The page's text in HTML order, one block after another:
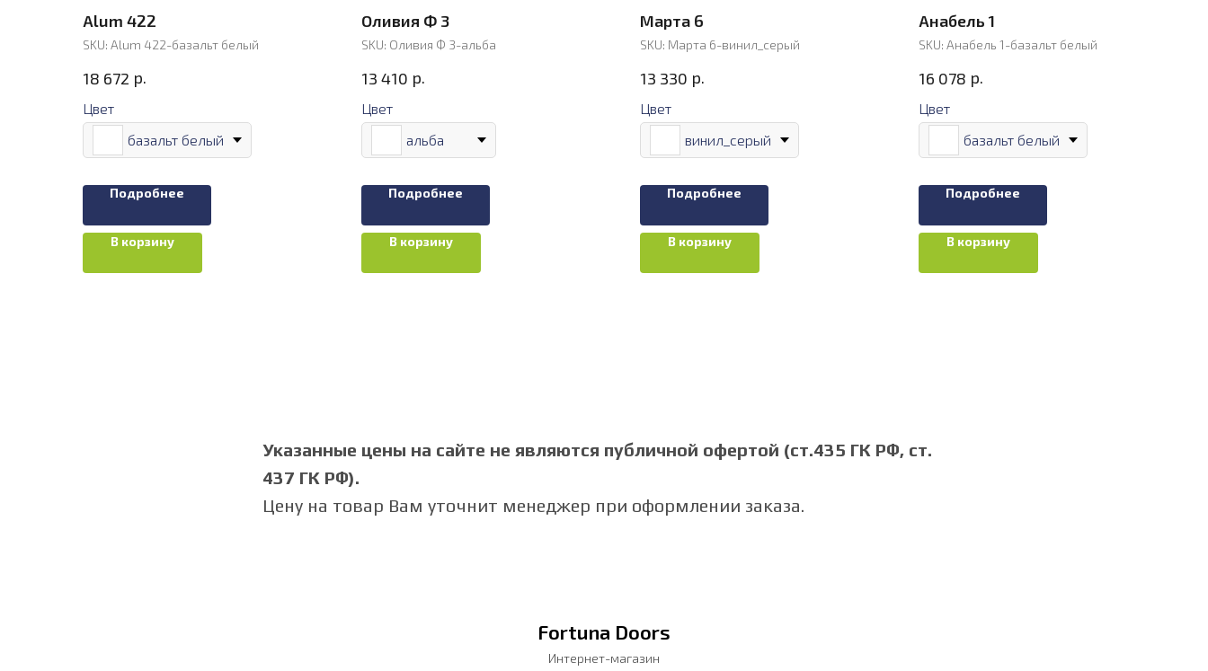
Alum 422
SKU: Alum 422-базальт белый
18 672 р.
Цвет
базальт белый
Подробнее
В корзину
Оливия Ф 3
SKU: Оливия Ф 3-альба
13 410 р.
Цвет
альба
Подробнее
В корзину
Марта 6
SKU: Марта 6-винил_серый
13 330 р.
Цвет
винил_серый
Подробнее
В корзину
Анабель 1
SKU: Анабель 1-базальт белый
16 078 р.
Цвет
базальт белый
Подробнее
В корзину
Указанные цены на сайте не являются публичной офертой (ст.435 ГК РФ, cт.
437 ГК РФ).
Цену на товар Вам уточнит менеджер при оформлении заказа.
Fortuna Doors
Интернет-магазин